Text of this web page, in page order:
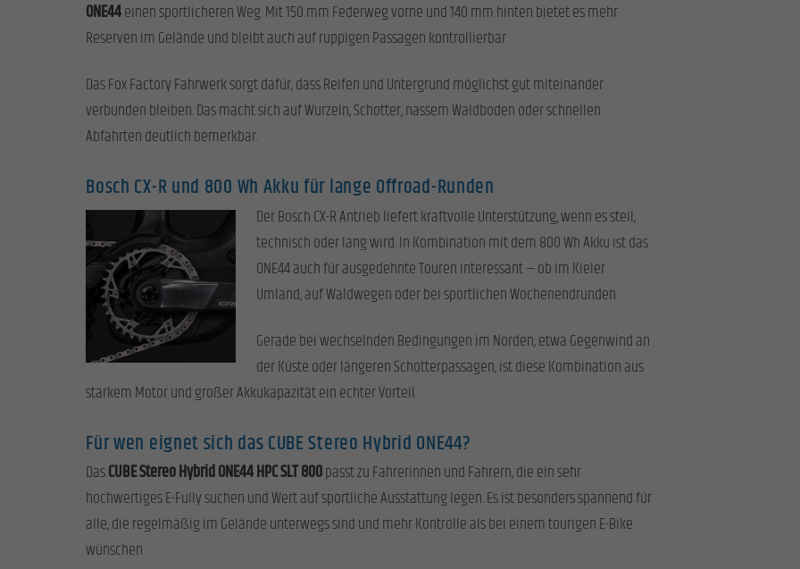
ONE44einen sportlicheren Weg. Mit 150 mm Federweg vorne und 140 mm hinten bietet es mehr
Reserven im Gelände und bleibt auch auf ruppigen Passagen kontrollierbar.
Das Fox Factory Fahrwerk sorgt dafür, dass Reifen und Untergrund möglichst gut miteinander
verbunden bleiben. Das macht sich auf Wurzeln, Schotter, nassem Waldboden oder schnellen
Abfahrten deutlich bemerkbar.
Bosch CX-R und 800 Wh Akku für lange Offroad-Runden
Der Bosch CX-R Antrieb liefert kraftvolle Unterstützung, wenn es steil,
technisch oder lang wird. In Kombination mit dem 800 Wh Akku ist das
ONE44 auch für ausgedehnte Touren interessant — ob im Kieler
Umland, auf Waldwegen oder bei sportlichen Wochenendrunden.
Gerade bei wechselnden Bedingungen im Norden, etwa Gegenwind an
der Küste oder längeren Schotterpassagen, ist diese Kombination aus
starkem Motor und großer Akkukapazität ein echter Vorteil.
Für wen eignet sich das CUBE Stereo Hybrid ONE44?
DasCUBE Stereo Hybrid ONE44 HPC SLT 800passt zu Fahrerinnen und Fahrern, die ein sehr
hochwertiges E-Fully suchen und Wert auf sportliche Ausstattung legen. Es ist besonders spannend für
alle, die regelmäßig im Gelände unterwegs sind und mehr Kontrolle als bei einem tourigen E-Bike
wünschen.